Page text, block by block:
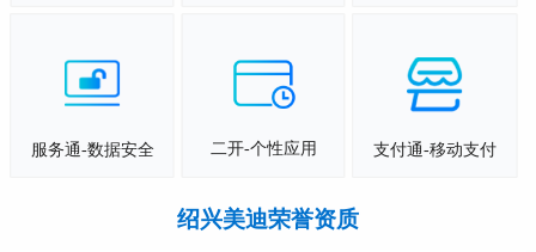
服务通-数据安全 二开-个性应用 支付通-移动支付
绍兴美迪荣誉资质